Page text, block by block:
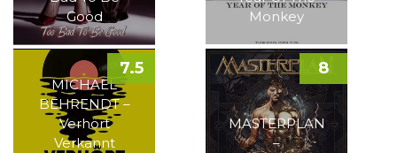
Good
Monkey
MICHAEL
BEHRENDT –
Verhört
Verkannt
7.5
MASTERPLAN
–
8